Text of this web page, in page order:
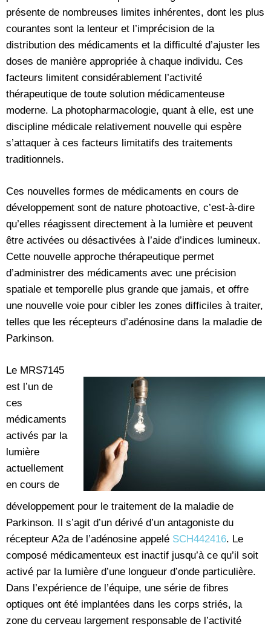
présente de nombreuses limites inhérentes, dont les plus
courantes sont la lenteur et l’imprécision de la
distribution des médicaments et la difficulté d’ajuster les
doses de manière appropriée à chaque individu. Ces
facteurs limitent considérablement l’activité
thérapeutique de toute solution médicamenteuse
moderne. La photopharmacologie, quant à elle, est une
discipline médicale relativement nouvelle qui espère
s’attaquer à ces facteurs limitatifs des traitements
traditionnels.
Ces nouvelles formes de médicaments en cours de
développement sont de nature photoactive, c’est-à-dire
qu’elles réagissent directement à la lumière et peuvent
être activées ou désactivées à l’aide d’indices lumineux.
Cette nouvelle approche thérapeutique permet
d’administrer des médicaments avec une précision
spatiale et temporelle plus grande que jamais, et offre
une nouvelle voie pour cibler les zones difficiles à traiter,
telles que les récepteurs d’adénosine dans la maladie de
Parkinson.
Le MRS7145
est l’un de
ces
médicaments
activés par la
lumière
actuellement
en cours de
développement pour le traitement de la maladie de
Parkinson. Il s’agit d’un dérivé d’un antagoniste du
récepteur A2a de l’adénosine appelé SCH442416. Le
composé médicamenteux est inactif jusqu’à ce qu’il soit
activé par la lumière d’une longueur d’onde particulière.
Dans l’expérience de l’équipe, une série de fibres
optiques ont été implantées dans les corps striés, la
zone du cerveau largement responsable de l’activité